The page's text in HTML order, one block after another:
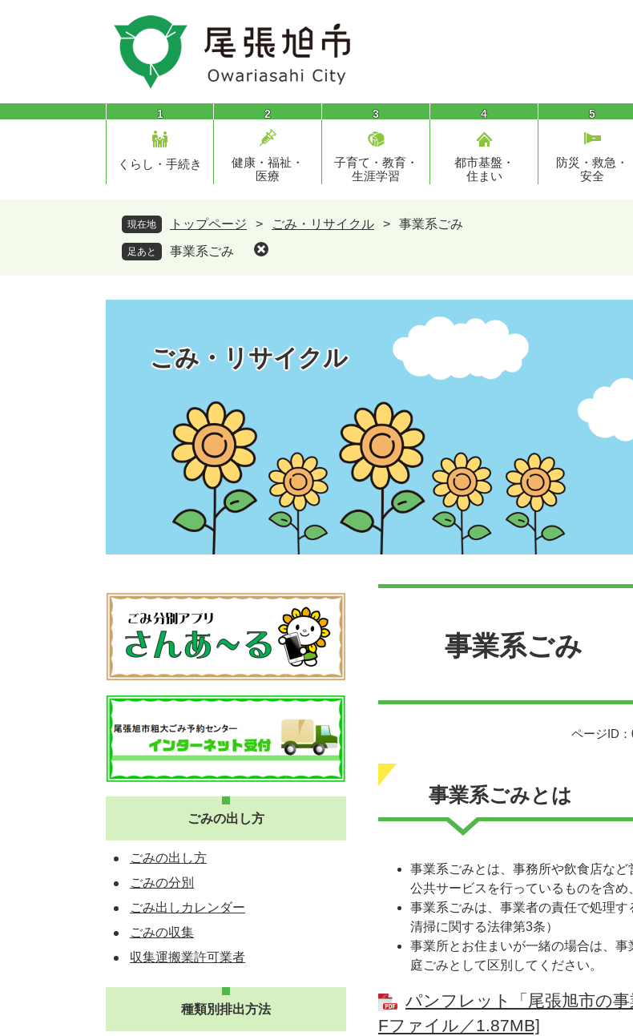
頭
飛
1
くらし・手続き
2
健康・福祉・
医療
3
子育て・教育・
生涯学習
4
都市基盤・
住まい
5
防災・救急・
安全
現在地 トップページ > ごみ・リサイクル > 事業系ごみ
足あと 事業系ごみ
ごみ・リサイクル
事業系ごみ
ページID
事業系ごみとは
事業系ごみとは、事務所や飲食店な
公共サービスを行っているものを含め
事業系ごみは、事業者の責任で処理
清掃に関する法律第3条）
事業所とお住まいが一緒の場合は、
庭ごみとして区別してください。
パンフレット「尾張旭市の
Fファイル／1.87MB]
ごみの出し方
ごみの出し方
ごみの分別
ごみ出しカレンダー
ごみの収集
収集運搬業許可業者
種類別排出方法